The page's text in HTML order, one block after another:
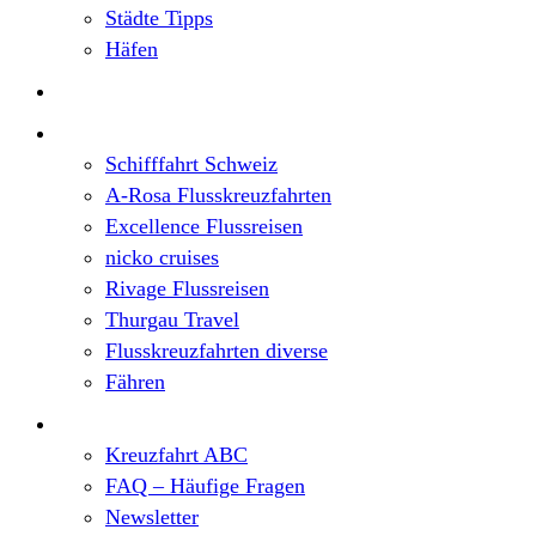
Städte Tipps
Häfen
Schifffahrt Schweiz
A-Rosa Flusskreuzfahrten
Excellence Flussreisen
nicko cruises
Rivage Flussreisen
Thurgau Travel
Flusskreuzfahrten diverse
Fähren
Kreuzfahrt ABC
FAQ – Häufige Fragen
Newsletter